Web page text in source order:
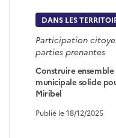
DANS LES
Participation
parties prenantes
Construire
municipale solide
Miribel
Publié le 18/12/2025